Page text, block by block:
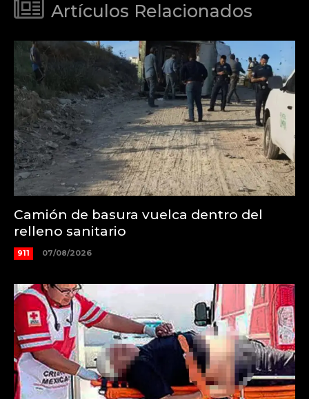
Artículos Relacionados
Camión de basura vuelca dentro del
relleno sanitario
911 07/08/2026